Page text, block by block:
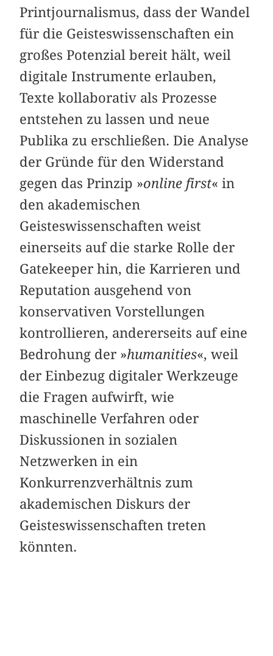
Printjournalismus, dass der Wandel
für die Geisteswissenschaften ein
großes Potenzial bereit hält, weil
digitale Instrumente erlauben,
Texte kollaborativ als Prozesse
entstehen zu lassen und neue
Publika zu erschließen. Die Analyse
der Gründe für den Widerstand
gegen das Prinzip »online first« in
den akademischen
Geisteswissenschaften weist
einerseits auf die starke Rolle der
Gatekeeper hin, die Karrieren und
Reputation ausgehend von
konservativen Vorstellungen
kontrollieren, andererseits auf eine
Bedrohung der »humanities«, weil
der Einbezug digitaler Werkzeuge
die Fragen aufwirft, wie
maschinelle Verfahren oder
Diskussionen in sozialen
Netzwerken in ein
Konkurrenzverhältnis zum
akademischen Diskurs der
Geisteswissenschaften treten
könnten.